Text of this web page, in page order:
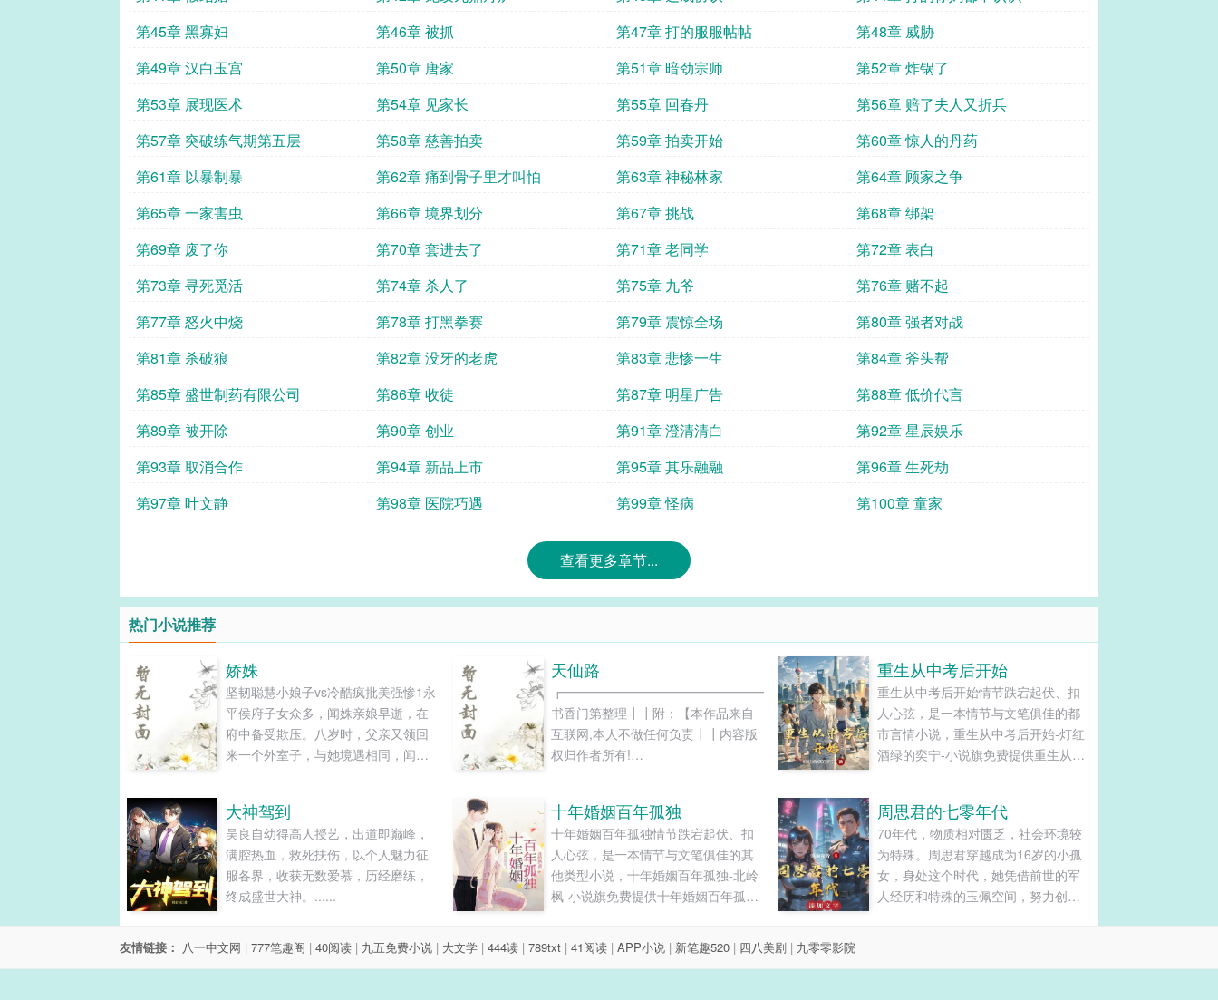
第45章 黑寡妇
第46章 被抓 第47章 打的服服帖帖
第48章 威胁
第49章 汉白玉宫
第50章 唐家 第51章 暗劲宗师
第52章 炸锅了
第53章 展现医术
第54章 见家长 第55章 回春丹
第56章 赔了夫人又折兵
第57章 突破练气期第五层
第58章 慈善拍卖 第59章 拍卖开始
第60章 惊人的丹药
第61章 以暴制暴
第62章 痛到骨子里才叫怕 第63章 神秘林家
第64章 顾家之争
第65章 一家害虫
第66章 境界划分 第67章 挑战
第68章 绑架
第69章 废了你
第70章 套进去了 第71章 老同学
第72章 表白
第73章 寻死觅活
第74章 杀人了 第75章 九爷
第76章 赌不起
第77章 怒火中烧
第78章 打黑拳赛 第79章 震惊全场
第80章 强者对战
第81章 杀破狼
第82章 没牙的老虎 第83章 悲惨一生
第84章 斧头帮
第85章 盛世制药有限公司
第86章 收徒 第87章 明星广告
第88章 低价代言
第89章 被开除
第90章 创业 第91章 澄清清白
第92章 星辰娱乐
第93章 取消合作
第94章 新品上市 第95章 其乐融融
第96章 生死劫
第97章 叶文静
第98章 医院巧遇 第99章 怪病 第100章 童家
查看更多章节...
热门小说推荐
娇姝
坚韧聪慧小娘子vs冷酷疯批美强惨1永
平侯府子女众多，闻姝亲娘早逝，在
府中备受欺压。八岁时，父亲又领回
来一个外室子，与她境遇相同，闻姝
天仙路
┏━━━━━━━━━━━━━━━━━━━━┓┃
书香门第整理┃┃附：【本作品来自
互联网,本人不做任何负责┃┃内容版
权归作者所有!
┃┗━━━━━━━━━━━━━━━━━━━━┛【全
天仙者，举形升虚，久住长生，与造
物同参，经万古而不朽。世人畏枯
朽，惧瞑目，千方百计，欲寻长生之
途，谋求天仙之路。...
重生从中考后开始
重生从中考后开始情节跌宕起伏、扣
人心弦，是一本情节与文笔俱佳的都
市言情小说，重生从中考后开始-灯红
酒绿的奕宁-小说旗免费提供重生从中
大神驾到
吴良自幼得高人授艺，出道即巅峰，
满腔热血，救死扶伤，以个人魅力征
服各界，收获无数爱慕，历经磨练，
终成盛世大神。......
十年婚姻百年孤独
十年婚姻百年孤独情节跌宕起伏、扣
人心弦，是一本情节与文笔俱佳的其
他类型小说，十年婚姻百年孤独-北岭
枫-小说旗免费提供十年婚姻百年孤独
TXT下载。...
周思君的七零年代
70年代，物质相对匮乏，社会环境较
为特殊。周思君穿越成为16岁的小孤
女，身处这个时代，她凭借前世的军
人经历和特殊的玉佩空间，努力创造
友情链接： 八一中文网 | 777笔趣阁 | 40阅读 | 九五免费小说 | 大文学 | 444读 | 789txt | 41阅读 | APP小说 | 新笔趣520 | 四八美剧 | 九零零影院